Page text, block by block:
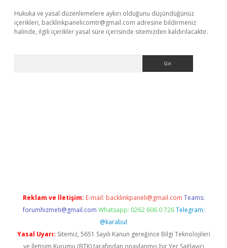
Hukuka ve yasal düzenlemelere aykırı olduğunu düşündüğünüz
içerikleri, backlinkpanelicomtr@gmail.com adresine bildirmeniz
halinde, ilgili içerikler yasal süre içerisinde sitemizden kaldırılacaktır.
Reklam ve İletişim: E-mail: backlinkpaneli@gmail.com Teams:
forumhizmeti@gmail.com Whatsapp: 0262 606 0 726 Telegram:
@karabul
Yasal Uyarı: Sitemiz, 5651 Sayılı Kanun gereğince Bilgi Teknolojileri
ve İletişim Kurumu (BTK) tarafından onaylanmış bir Yer Sağlayıcı